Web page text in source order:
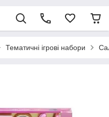
Тематичні ігрові набори